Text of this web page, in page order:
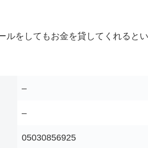
ルをしてもお金を貸してくれると
–
–
05030856925